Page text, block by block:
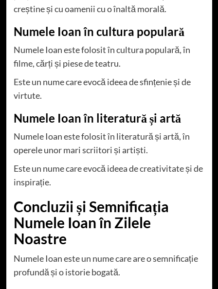
creștine și cu oamenii cu o înaltă morală.
Numele Ioan în cultura populară
Numele Ioan este folosit în cultura populară, în
filme, cărți și piese de teatru.
Este un nume care evocă ideea de sfințenie și de
virtute.
Numele Ioan în literatură și artă
Numele Ioan este folosit în literatură și artă, în
operele unor mari scriitori și artiști.
Este un nume care evocă ideea de creativitate și de
inspirație.
Concluzii și Semnificația
Numele Ioan în Zilele
Noastre
Numele Ioan este un nume care are o semnificație
profundă și o istorie bogată.